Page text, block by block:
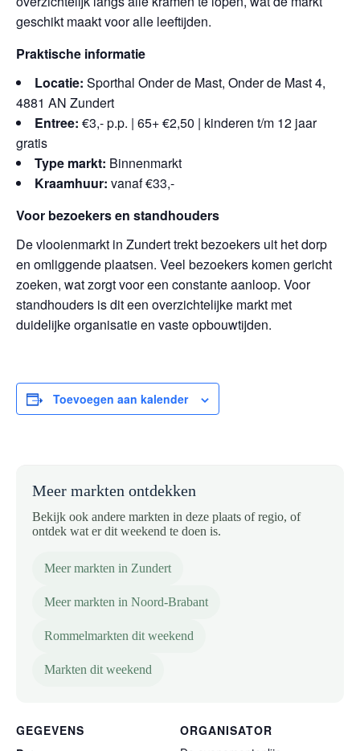
geschikt maakt voor alle leeftijden.
Praktische informatie
Locatie: Sporthal Onder de Mast, Onder de Mast 4,
4881 AN Zundert
Entree: €3,- p.p. | 65+ €2,50 | kinderen t/m 12 jaar
gratis
Type markt: Binnenmarkt
Kraamhuur: vanaf €33,-
Voor bezoekers en standhouders
De vlooienmarkt in Zundert trekt bezoekers uit het dorp
en omliggende plaatsen. Veel bezoekers komen gericht
zoeken, wat zorgt voor een constante aanloop. Voor
standhouders is dit een overzichtelijke markt met
duidelijke organisatie en vaste opbouwtijden.
Toevoegen aan kalender
Meer markten ontdekken
Bekijk ook andere markten in deze plaats of regio, of
ontdek wat er dit weekend te doen is.
Meer markten in Zundert
Meer markten in Noord-Brabant
Rommelmarkten dit weekend
Markten dit weekend
GEGEVENS
ORGANISATOR